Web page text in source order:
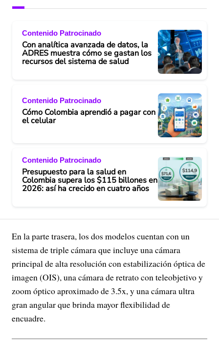
Contenido Patrocinado
Con analítica avanzada de datos, la
ADRES muestra cómo se gastan los
recursos del sistema de salud
Contenido Patrocinado
Cómo Colombia aprendió a pagar con
el celular
Contenido Patrocinado
Presupuesto para la salud en
Colombia supera los $115 billones en
2026: así ha crecido en cuatro años
En la parte trasera, los dos modelos cuentan con un
sistema de triple cámara que incluye una cámara
principal de alta resolución con estabilización óptica de
imagen (OIS), una cámara de retrato con teleobjetivo y
zoom óptico aproximado de 3.5x, y una cámara ultra
gran angular que brinda mayor flexibilidad de
encuadre.